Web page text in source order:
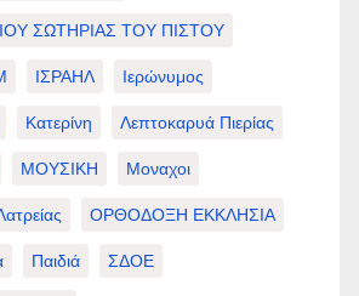
ΣΩΤΗΡΙΑΣ ΤΟΥ ΠΙΣΤΟΥ
ΙΣΡΑΗΛ Ιερώνυμος
Κατερίνη Λεπτοκαρυά Πιερίας
ΜΟΥΣΙΚΗ Μοναχοι
ΟΡΘΟΔΟΞΗ ΕΚΚΛΗΣΙΑ
Παιδιά ΣΔΟΕ